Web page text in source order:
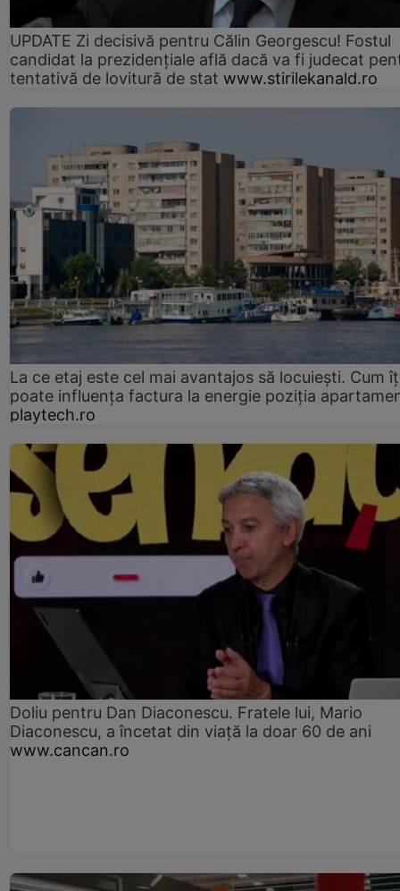
UPDATE Zi decisivă pentru Călin Georgescu! Fostul
candidat la prezidențiale află dacă va fi judecat
tentativă de lovitură de stat www.stirilekanald.ro
La ce etaj este cel mai avantajos să locuiești. Cum
poate influența factura la energie poziția
playtech.ro
Doliu pentru Dan Diaconescu. Fratele lui, Mario
Diaconescu, a încetat din viață la doar 60 de ani
www.cancan.ro